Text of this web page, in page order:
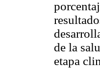
de la
etapa